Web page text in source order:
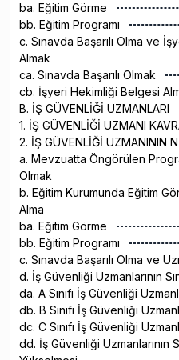
ba. Eğitim Görme
bb. Eğitim Programı
c. Sınavda Başarılı Olma ve
Almak
ca. Sınavda Başarılı Olmak
cb. İşyeri Hekimliği Belgesi
B. İŞ GÜVENLİĞİ UZMANLARI
1. İŞ GÜVENLİĞİ UZMANI
2. İŞ GÜVENLİĞİ UZMANININ
a. Mevzuatta Öngörülen
Olmak
b. Eğitim Kurumunda Eğitim
Alma
ba. Eğitim Görme
bb. Eğitim Programı
c. Sınavda Başarılı Olma ve
d. İş Güvenliği Uzmanlarının
da. A Sınıfı İş Güvenliği
db. B Sınıfı İş Güvenliği
dc. C Sınıfı İş Güvenliği
dd. İş Güvenliği Uzmanlarının